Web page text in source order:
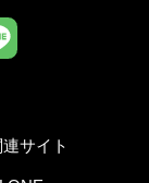
サイト